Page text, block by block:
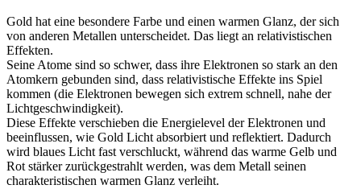
Gold hat eine besondere Farbe und einen warmen Glanz, der sich
von anderen Metallen unterscheidet. Das liegt an relativistischen
Effekten.
Seine Atome sind so schwer, dass ihre Elektronen so stark an den
Atomkern gebunden sind, dass relativistische Effekte ins Spiel
kommen (die Elektronen bewegen sich extrem schnell, nahe der
Lichtgeschwindigkeit).
Diese Effekte verschieben die Energielevel der Elektronen und
beeinflussen, wie Gold Licht absorbiert und reflektiert. Dadurch
wird blaues Licht fast verschluckt, während das warme Gelb und
Rot stärker zurückgestrahlt werden, was dem Metall seinen
charakteristischen warmen Glanz verleiht.